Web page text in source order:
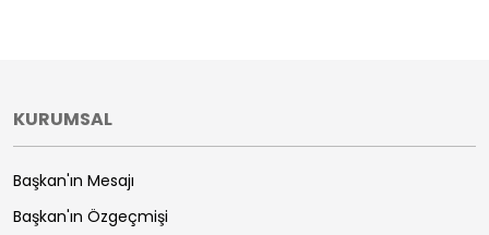
KURUMSAL
Başkan'ın Mesajı
Başkan'ın Özgeçmişi